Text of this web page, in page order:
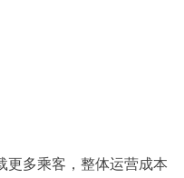
更多乘客，整体运营成本